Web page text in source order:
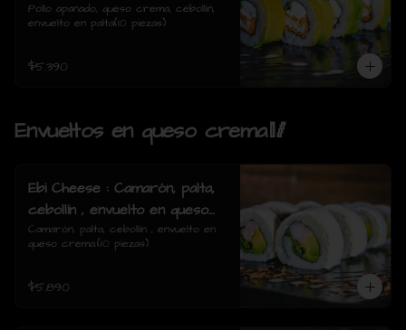
envuelto en palta
Pollo apanado, queso crema, cebollin,
envuelto en palta(10 piezas)
$5.390
Envueltos en queso crema🥢
Ebi Cheese : Camarón, palta,
cebollín , envuelto en queso
crema.
Camarón, palta, cebollín , envuelto en
queso crema.(10 piezas)
$5.890